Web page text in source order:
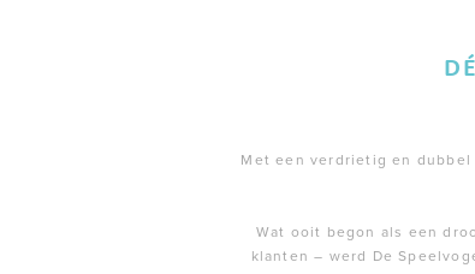
Met een verdrietig en
Wat ooit begon als een
klanten – werd De